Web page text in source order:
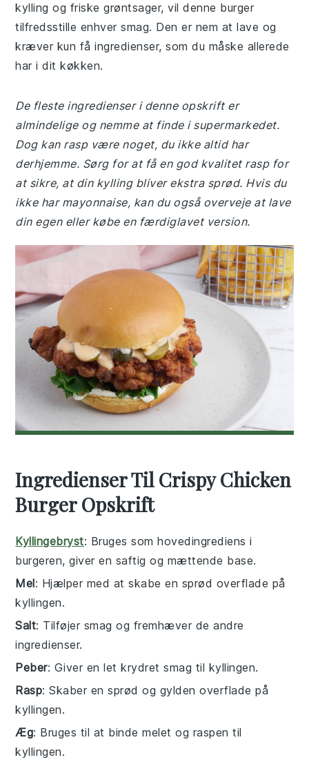
kylling og friske grøntsager, vil denne burger
tilfredsstille enhver smag. Den er nem at lave og
kræver kun få ingredienser, som du måske allerede
har i dit køkken.
De fleste ingredienser i denne opskrift er
almindelige og nemme at finde i supermarkedet.
Dog kan rasp være noget, du ikke altid har
derhjemme. Sørg for at få en god kvalitet rasp for
at sikre, at din kylling bliver ekstra sprød. Hvis du
ikke har mayonnaise, kan du også overveje at lave
din egen eller købe en færdiglavet version.
Ingredienser Til Crispy Chicken
Burger Opskrift
Kyllingebryst: Bruges som hovedingrediens i
burgeren, giver en saftig og mættende base.
Mel: Hjælper med at skabe en sprød overflade på
kyllingen.
Salt: Tilføjer smag og fremhæver de andre
ingredienser.
Peber: Giver en let krydret smag til kyllingen.
Rasp: Skaber en sprød og gylden overflade på
kyllingen.
Æg: Bruges til at binde melet og raspen til
kyllingen.